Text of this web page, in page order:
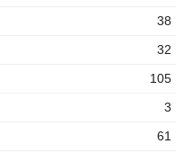
38
32
105
3
61